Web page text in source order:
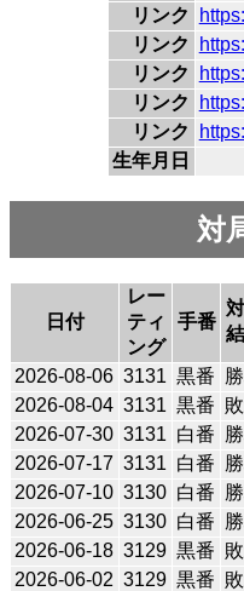
リンク
リンク
リンク
リンク
リンク
生年月日
対
日付
レー
ティ
ング
手番
2026-08-06 3131 黒番
2026-08-04 3131 黒番
2026-07-30 3131 白番
2026-07-17 3131 白番
2026-07-10 3130 白番
2026-06-25 3130 白番
2026-06-18 3129 黒番
2026-06-02 3129 黒番